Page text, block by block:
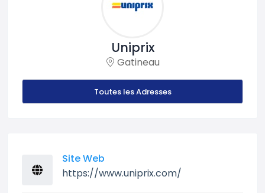
Uniprix
Gatineau
Toutes les Adresses
Site Web
https://www.uniprix.com/